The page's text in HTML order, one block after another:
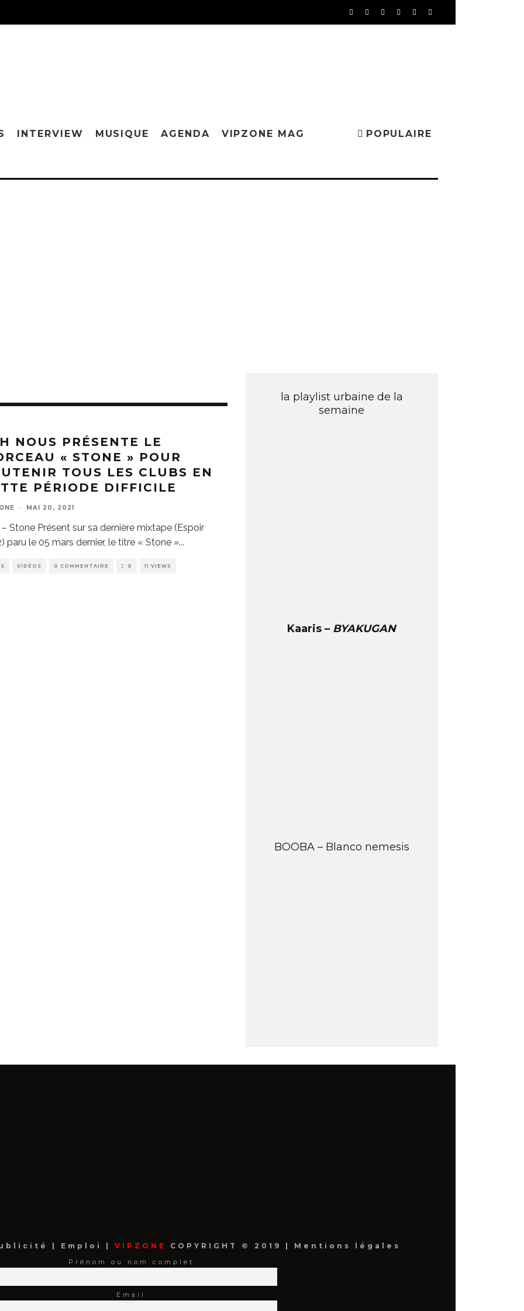
INTERVIEW MUSIQUE AGENDA VIPZONE MAG POPULAIRE
NOUS PRÉSENTE LE
« STONE » POUR
TOUS LES CLUBS EN
PÉRIODE DIFFICILE
· MAI 20, 2021
– Stone Présent sur sa dernière mixtape (Espoir
paru le 05 mars dernier, le titre « Stone »...
VIDÉOS 0 COMMENTAIRE 0 11 VIEWS
la playlist urbaine de la
semaine
Kaaris – BYAKUGAN
BOOBA – Blanco nemesis
Emploi VIPZONE COPYRIGHT © 2019 | Mentions légales
Prénom ou nom complet
Email